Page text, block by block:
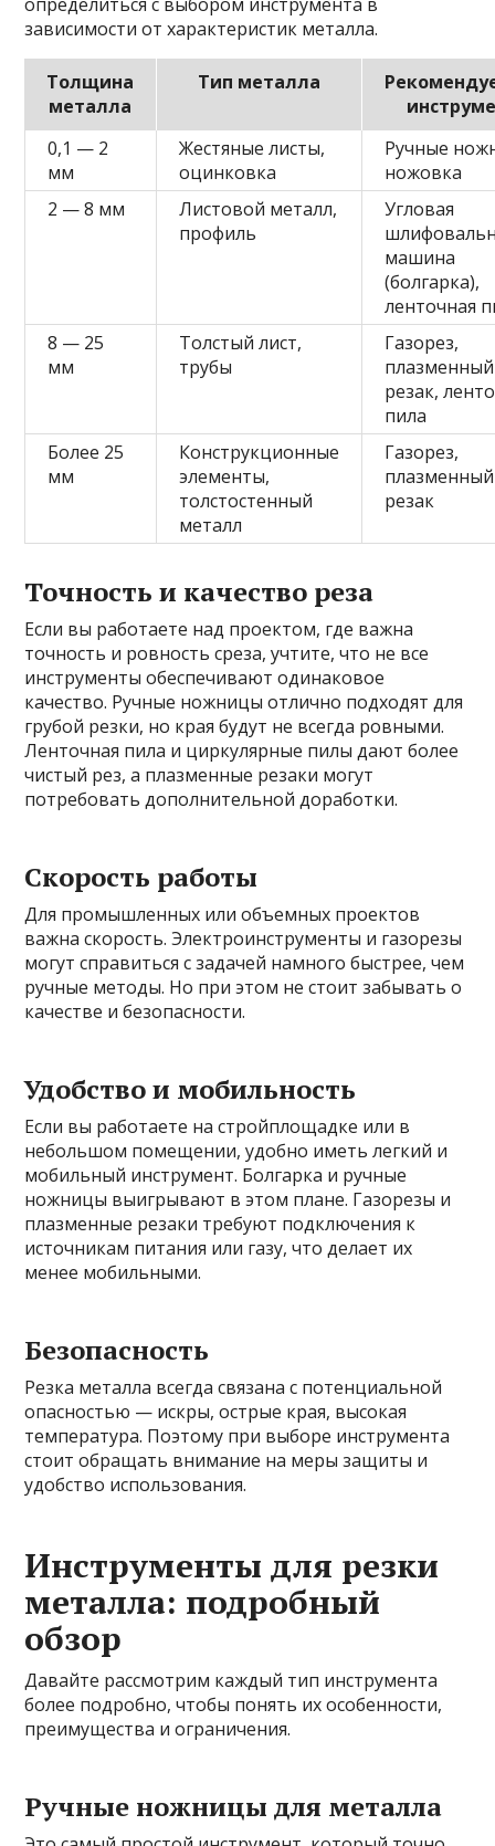
зависимости от характеристик металла.
Толщина
металла
Тип металла
0,1 — 2
мм
Жестяные листы,
оцинковка
Ручные
ножовка
2 — 8 мм
Листовой металл,
профиль
Угловая
машина
(болгарка),
ленточная
8 — 25
мм
Толстый лист,
трубы
Газорез,
плазменный
резак,
пила
Более 25
мм
Конструкционные
элементы,
толстостенный
металл
Газорез,
плазменный
резак
Точность и качество реза
Если вы работаете над проектом, где важна
точность и ровность среза, учтите, что не все
инструменты обеспечивают одинаковое
качество. Ручные ножницы отлично подходят для
грубой резки, но края будут не всегда ровными.
Ленточная пила и циркулярные пилы дают более
чистый рез, а плазменные резаки могут
потребовать дополнительной доработки.
Скорость работы
Для промышленных или объемных проектов
важна скорость. Электроинструменты и газорезы
могут справиться с задачей намного быстрее, чем
ручные методы. Но при этом не стоит забывать о
качестве и безопасности.
Удобство и мобильность
Если вы работаете на стройплощадке или в
небольшом помещении, удобно иметь легкий и
мобильный инструмент. Болгарка и ручные
ножницы выигрывают в этом плане. Газорезы и
плазменные резаки требуют подключения к
источникам питания или газу, что делает их
менее мобильными.
Безопасность
Резка металла всегда связана с потенциальной
опасностью — искры, острые края, высокая
температура. Поэтому при выборе инструмента
стоит обращать внимание на меры защиты и
удобство использования.
Инструменты для резки
металла: подробный
обзор
Давайте рассмотрим каждый тип инструмента
более подробно, чтобы понять их особенности,
преимущества и ограничения.
Ручные ножницы для металла